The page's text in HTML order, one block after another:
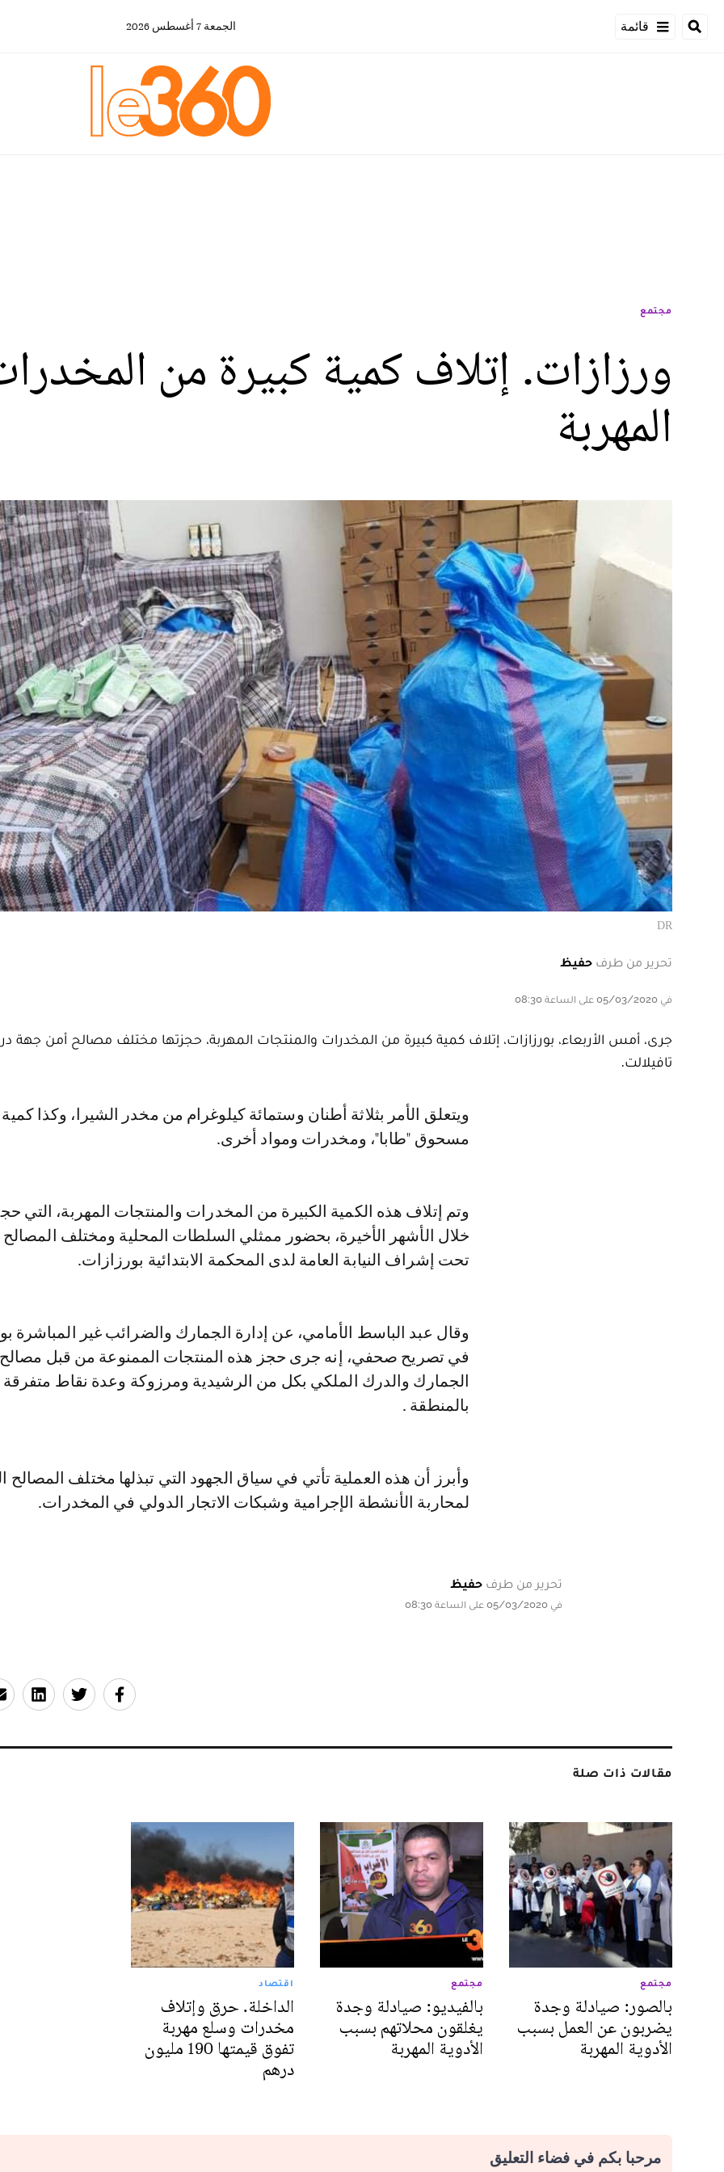
قائمة الجمعة 7 أغسطس 2026
مجتمع
ورزازات. إتلاف كمية كبيرة من
المهربة
DR
تحرير من طرف حفيظ
في 05/03/2020 على الساعة 08:30
جرى، أمس الأربعاء، بورزازات، إتلاف كمية كبيرة من المخدرات والمنتجات المهربة، حجزتها مختلف مصالح أمن جهة
تافيلالت.
ويتعلق الأمر بثلاثة أطنان وستمائة كيلوغرام من مخدر الشيرا، وكذا كمية من
مسحوق "طابا"، ومخدرات ومواد أخرى.
وتم إتلاف هذه الكمية الكبيرة من المخدرات والمنتجات المهربة، التي
خلال الأشهر الأخيرة، بحضور ممثلي السلطات المحلية ومختلف المصالح
تحت إشراف النيابة العامة لدى المحكمة الابتدائية بورزازات.
وقال عبد الباسط الأمامي، عن إدارة الجمارك والضرائب غير المباشرة
في تصريح صحفي، إنه جرى حجز هذه المنتجات الممنوعة من قبل مصالح
الجمارك والدرك الملكي بكل من الرشيدية ومرزوكة وعدة نقاط متفرقة
بالمنطقة .
وأبرز أن هذه العملية تأتي في سياق الجهود التي تبذلها مختلف المصالح
لمحاربة الأنشطة الإجرامية وشبكات الاتجار الدولي في المخدرات.
تحرير من طرف حفيظ
في 05/03/2020 على الساعة 08:30
مقالات ذات صلة
مجتمع
بالصور: صيادلة وجدة
يضربون عن العمل بسبب
الأدوية المهربة
مجتمع
بالفيديو: صيادلة وجدة
يغلقون محلاتهم بسبب
الأدوية المهربة
اقتصاد
الداخلة. حرق وإتلاف
مخدرات وسلع مهربة
تفوق قيمتها 190 مليون
درهم
مرحبا بكم في فضاء التعليق